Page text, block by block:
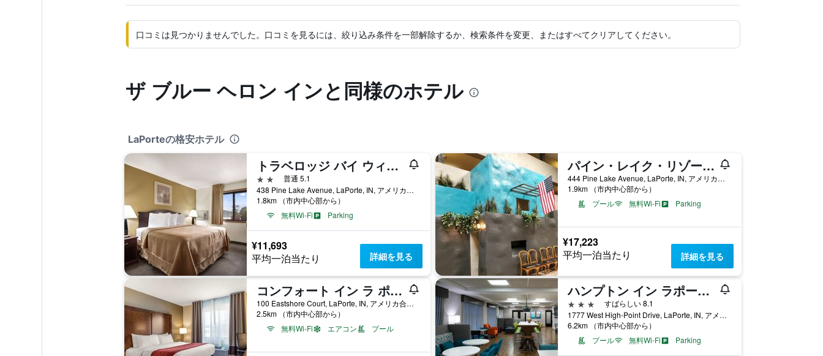
口コミは見つかりませんでした。口コミを見るには、絞り込み条件を一部解除するか、検索条件を変更、またはすべてクリアしてください。
ザ ブルー ヘロン インと同様のホテル
LaPorteの格安ホテル
トラベロッジ バイ ウィンダム ラ ポルテ / ミシガン シティ エリア
2つ星
普通 5.1
438 Pine Lake Avenue, LaPorte, IN, アメリカ合衆国
1.8km （市内中心部から）
無料Wi-Fi
Parking
¥11,693
平均一泊当たり 詳細を見る
パイン・レイク・リゾート＆バンケット
444 Pine Lake Avenue, LaPorte, IN, アメリカ合衆国
1.9km （市内中心部から）
プール
無料Wi-Fi Parking
¥17,223
平均一泊当たり 詳細を見る
コンフォート イン ラ ポルト
100 Eastshore Court, LaPorte, IN, アメリカ合衆国
2.5km （市内中心部から）
無料Wi-Fi
エアコン プール
ハンプトン イン ラポート インディアナ
3つ星
すばらしい 8.1
1777 West High-Point Drive, LaPorte, IN, アメリカ合衆国
6.2km （市内中心部から）
プール
無料Wi-Fi Parking